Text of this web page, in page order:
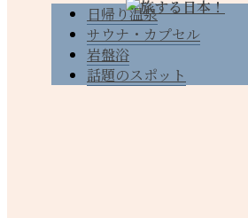
日帰り温泉
サウナ・カプセル
岩盤浴
話題のスポット